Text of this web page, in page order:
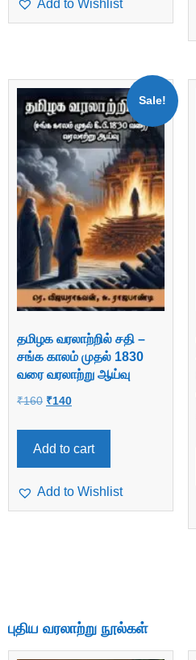
Add to Wishlist
Sale!
தமிழக வரலாற்றில் சதி –
சங்க காலம் முதல் 1830
வரை வரலாற்று ஆய்வு
₹160 ₹140
Add to cart
Add to Wishlist
புதிய வரலாற்று நூல்கள்